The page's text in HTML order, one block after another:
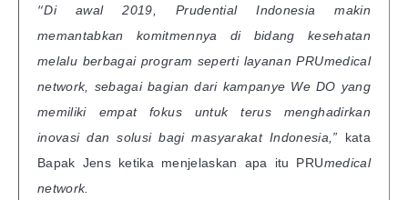
“Di awal 2019, Prudential Indonesia makin
memantabkan komitmennya di bidang kesehatan
melalu berbagai program seperti layanan PRUmedical
network, sebagai bagian dari kampanye We DO yang
memiliki empat fokus untuk terus menghadirkan
inovasi dan solusi bagi masyarakat Indonesia,” kata
Bapak Jens ketika menjelaskan apa itu PRUmedical
network.